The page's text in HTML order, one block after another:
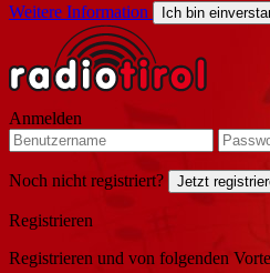
Weitere Information Ich bin
Anmelden
Noch nicht registriert? Jetzt
Registrieren
Registrieren und von folgenden